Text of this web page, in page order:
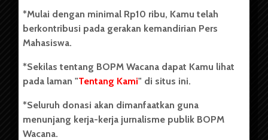
berdiri pada 1 Juli 1995.
Kontribusi
Info Iklan
Pedoman Media Siber
*Mulai dengan minimal Rp10 ribu, Kamu telah
berkontribusi pada gerakan kemandirian Pers
Mahasiswa.
*Sekilas tentang BOPM Wacana dapat Kamu lihat
pada laman "Tentang Kami" di situs ini.
*Seluruh donasi akan dimanfaatkan guna
menunjang kerja-kerja jurnalisme publik BOPM
Wacana.